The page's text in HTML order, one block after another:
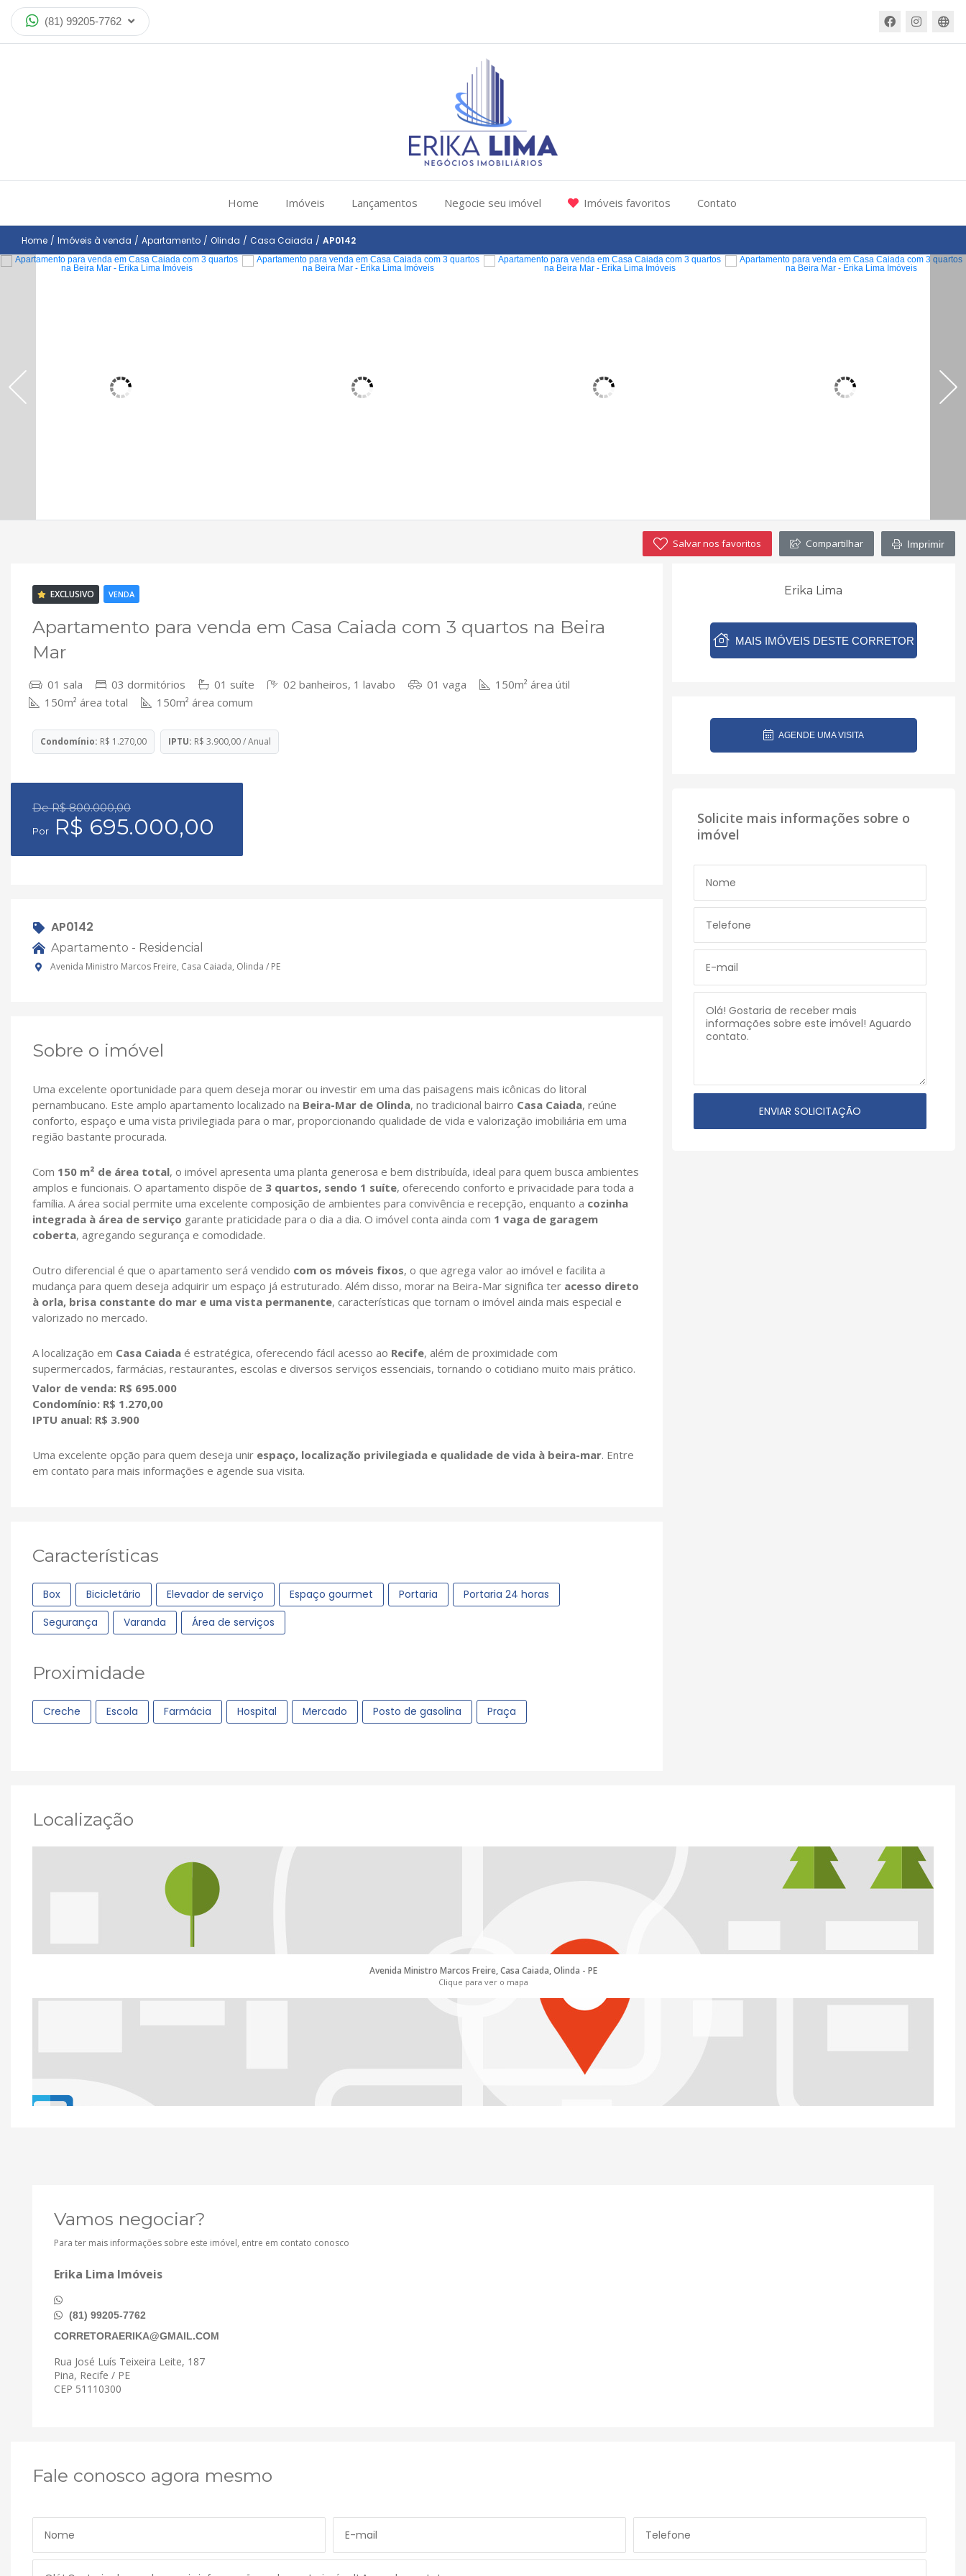
(81) 99205-7762
Home Imóveis Lançamentos Negocie seu imóvel Imóveis favoritos Contato
Home / Imóveis à venda / Apartamento / Olinda / Casa Caiada / AP0142
Salvar nos favoritos Compartilhar Imprimir
EXCLUSIVO VENDA
Apartamento para venda em Casa Caiada com 3 quartos na Beira
Mar
01 sala 03 dormitórios 01 suíte 02 banheiros, 1 lavabo 01 vaga
150m² área útil
150m² área total
150m² área comum
Condomínio: R$ 1.270,00 IPTU: R$ 3.900,00 / Anual
De R$ 800.000,00
Por R$ 695.000,00
AP0142
Apartamento - Residencial
Avenida Ministro Marcos Freire, Casa Caiada, Olinda / PE
Sobre o imóvel
Uma excelente oportunidade para quem deseja morar ou investir em uma das paisagens mais icônicas do litoral
pernambucano. Este amplo apartamento localizado na Beira-Mar de Olinda, no tradicional bairro Casa Caiada, reúne
conforto, espaço e uma vista privilegiada para o mar, proporcionando qualidade de vida e valorização imobiliária em uma
região bastante procurada.
Com 150 m² de área total, o imóvel apresenta uma planta generosa e bem distribuída, ideal para quem busca ambientes
amplos e funcionais. O apartamento dispõe de 3 quartos, sendo 1 suíte, oferecendo conforto e privacidade para toda a
família. A área social permite uma excelente composição de ambientes para convivência e recepção, enquanto a cozinha
integrada à área de serviço garante praticidade para o dia a dia. O imóvel conta ainda com 1 vaga de garagem
coberta, agregando segurança e comodidade.
Outro diferencial é que o apartamento será vendido com os móveis fixos, o que agrega valor ao imóvel e facilita a
mudança para quem deseja adquirir um espaço já estruturado. Além disso, morar na Beira-Mar significa ter acesso direto
à orla, brisa constante do mar e uma vista permanente, características que tornam o imóvel ainda mais especial e
valorizado no mercado.
A localização em Casa Caiada é estratégica, oferecendo fácil acesso ao Recife, além de proximidade com
supermercados, farmácias, restaurantes, escolas e diversos serviços essenciais, tornando o cotidiano muito mais prático.
Valor de venda: R$ 695.000
Condomínio: R$ 1.270,00
IPTU anual: R$ 3.900
Uma excelente opção para quem deseja unir espaço, localização privilegiada e qualidade de vida à beira-mar. Entre
em contato para mais informações e agende sua visita.
Características
Box Bicicletário Elevador de serviço Espaço gourmet Portaria
Portaria 24 horas
Segurança
Varanda Área de serviços
Proximidade
Creche Escola Farmácia Hospital Mercado Posto de gasolina Praça
Erika Lima
MAIS IMÓVEIS DESTE CORRETOR
AGENDE UMA VISITA
Solicite mais informações sobre o
imóvel
Localização
Avenida Ministro Marcos Freire, Casa Caiada, Olinda - PE
Clique para ver o mapa
Vamos negociar?
Para ter mais informações sobre este imóvel, entre em contato conosco
Erika Lima Imóveis
(81) 99205-7762
CORRETORAERIKA@GMAIL.COM
Rua José Luís Teixeira Leite, 187
Pina, Recife / PE
CEP 51110300
Fale conosco agora mesmo